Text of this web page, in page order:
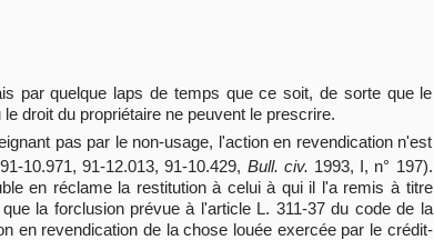
par quelque laps de temps que ce soit, de sorte que le
droit du propriétaire ne peuvent le prescrire.
pas par le non-usage, l'action en revendication n'est
10.971, 91-12.013, 91-10.429, Bull. civ. 1993, I, n° 197).
en réclame la restitution à celui à qui il l'a remis à titre
la forclusion prévue à l'article L. 311-37 du code de la
en revendication de la chose louée exercée par le crédit-